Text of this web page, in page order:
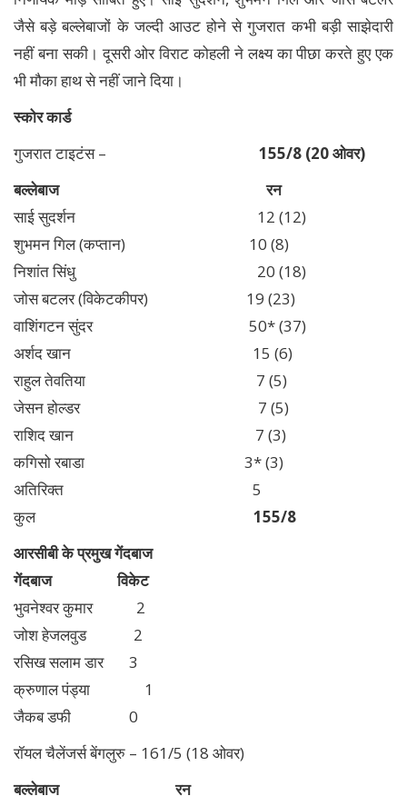
जैसे बड़े बल्लेबाजों के जल्दी आउट होने से गुजरात कभी बड़ी साझेदारी
नहीं बना सकी। दूसरी ओर विराट कोहली ने लक्ष्य का पीछा करते हुए एक
भी मौका हाथ से नहीं जाने दिया।
स्कोर कार्ड
गुजरात टाइटंस – 155/8 (20 ओवर)
बल्लेबाज
रन
साई सुदर्शन 12 (12)
शुभमन गिल (कप्तान) 10 (8)
निशांत सिंधु 20 (18)
जोस बटलर (विकेटकीपर) 19 (23)
वाशिंगटन सुंदर 50* (37)
अर्शद खान 15 (6)
राहुल तेवतिया 7 (5)
जेसन होल्डर 7 (5)
राशिद खान 7 (3)
कगिसो रबाडा 3* (3)
अतिरिक्त 5
कुल 155/8
आरसीबी के प्रमुख गेंदबाज
गेंदबाज विकेट
भुवनेश्वर कुमार 2
जोश हेजलवुड 2
रसिख सलाम डार 3
क्रुणाल पंड्या 1
जैकब डफी 0
रॉयल चैलेंजर्स बेंगलुरु – 161/5 (18 ओवर)
बल्लेबाज रन